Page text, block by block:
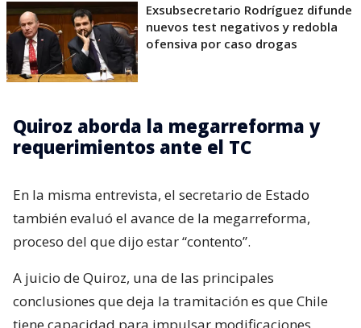
Exsubsecretario Rodríguez difunde
nuevos test negativos y redobla
ofensiva por caso drogas
Quiroz aborda la megarreforma y
requerimientos ante el TC
En la misma entrevista, el secretario de Estado
también evaluó el avance de la megarreforma,
proceso del que dijo estar “contento”.
A juicio de Quiroz, una de las principales
conclusiones que deja la tramitación es que Chile
tiene capacidad para impulsar modificaciones